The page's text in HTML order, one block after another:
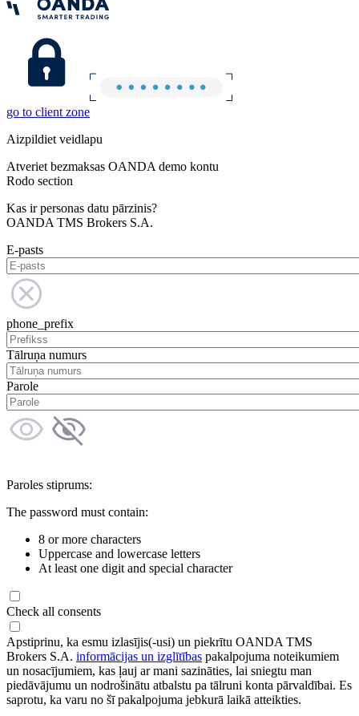
go to client zone
Aizpildiet veidlapu
Atveriet bezmaksas OANDA demo kontu
Rodo section
Kas ir personas datu pārzinis?
OANDA TMS Brokers S.A.
E-pasts
phone_prefix
Tālruņa numurs
Parole
Paroles stiprums:
The password must contain:
8 or more characters
Uppercase and lowercase letters
At least one digit and special character
Check all consents
Apstiprinu, ka esmu izlasījis(-usi) un piekrītu OANDA TMS
Brokers S.A. informācijas un izglītības pakalpojuma noteikumiem
un nosacījumiem, kas ļauj ar mani sazināties, lai sniegtu man
piedāvājumu un nodrošinātu atbalstu pa tālruni konta pārvaldībai. Es
saprotu, ka varu no šī pakalpojuma jebkurā laikā atteikties.